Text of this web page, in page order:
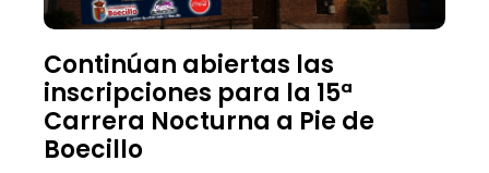
Continúan abiertas las
inscripciones para la 15ª
Carrera Nocturna a Pie de
Boecillo